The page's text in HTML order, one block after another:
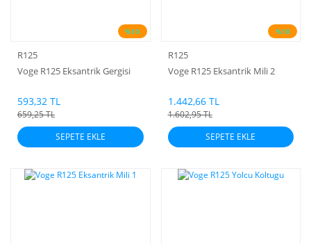
%10
R125
Voge R125 Eksantrik Gergisi
593,32 TL
659,25 TL
SEPETE EKLE
%10
R125
Voge R125 Eksantrik Mili 2
1.442,66 TL
1.602,95 TL
SEPETE EKLE